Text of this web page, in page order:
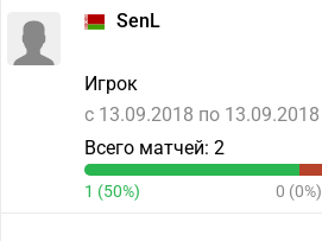
SenL
Игрок
c 13.09.2018 по 13.09.2018
Всего матчей: 2
1 (50%) 0 (0%)